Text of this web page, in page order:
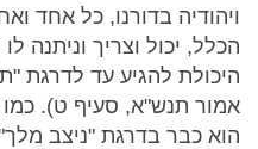
ויהודיה בדורנו, כל אחד
הכלל, יכול וצריך וניתנה
היכולת להגיע עד לדרגת
אמור תנש"א, סעיף ט). כמו
הוא כבר בדרגת "ניצב